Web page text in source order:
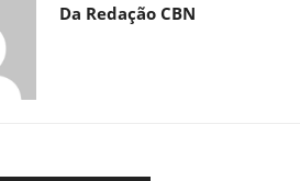
Da Redação CBN